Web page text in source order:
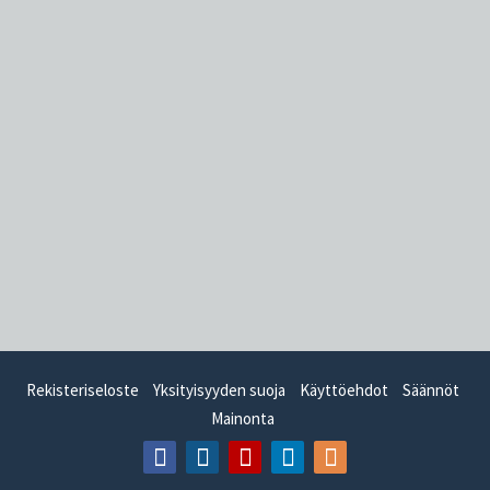
Rekisteriseloste Yksityisyyden suoja Käyttöehdot
Säännöt
Mainonta